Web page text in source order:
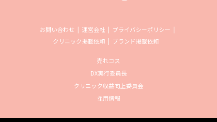
お問い合わせ 運営会社
プライバシーポリシー
クリニック掲載依頼
ブランド掲載依頼
売れコス
DX実行委員長
クリニック収益向上委員会
採用情報